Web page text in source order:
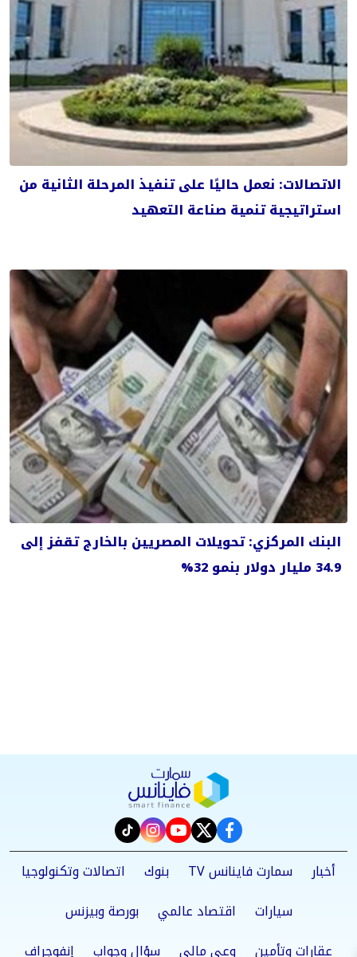
الاتصالات: نعمل حاليًا على تنفيذ المرحلة الثانية من
استراتيجية تنمية صناعة التعهيد
البنك المركزي: تحويلات المصريين بالخارج تقفز إلى
34.9 مليار دولار بنمو 32%
facebook
twitter
youtube
instagram
tiktok
أخبار
سمارت فاينانس TV بنوك
اتصالات وتكنولوجيا
سيارات
اقتصاد عالمي
بورصة وبيزنس
عقارات وتأمين
وعي مالي سؤال وجواب إنفوجراف